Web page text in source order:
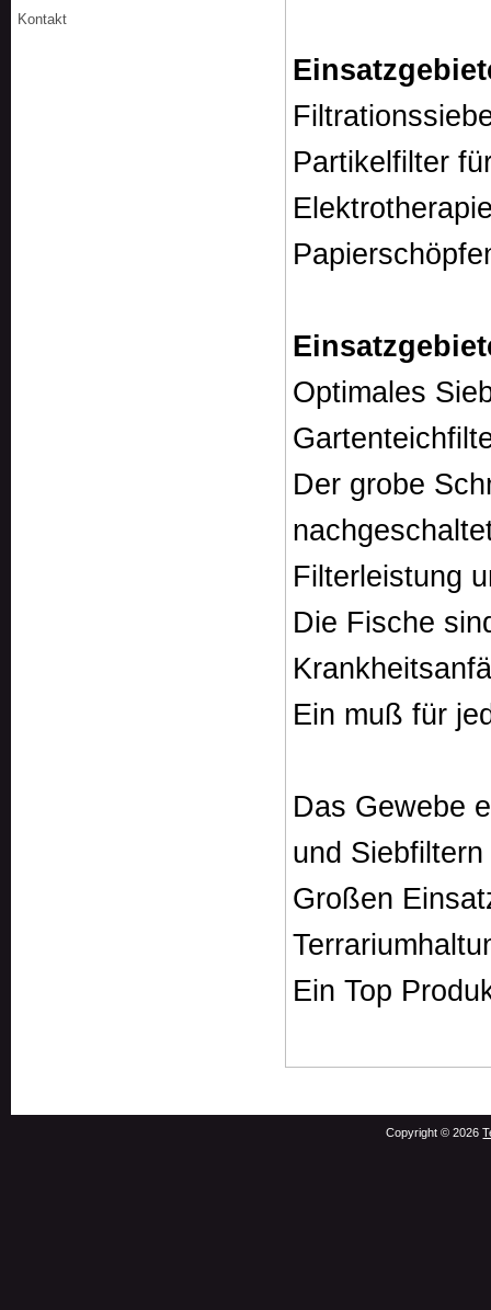
Partikelfilter
Optimales
Der grobe
Filterleistung
Die Fische
Ein muß für
Das Gewebe
und
Großen
Ein Top
Kontakt
Copyright © 2026